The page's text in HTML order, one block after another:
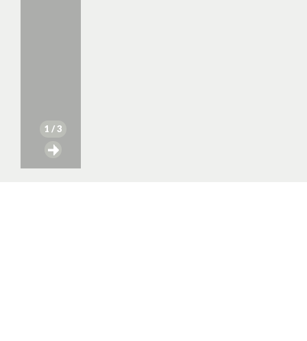
1 / 3